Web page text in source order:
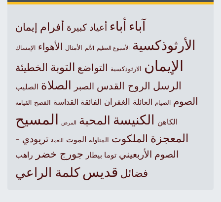
آباءأباء أعياد كبيرة أفرام إيمان
الأرثوذكسية الأسبوع العظيم الألم الأمثال الأهواء الإمساك
الإيمان الارثوذكسية التواضع التوبة الخطيئة
الرسل الروح القدس الصبر الصلاة الصليب
الصوم الصيام العائلة الغفران الفائقة القداسة الفصح القيامة
الكاهن الكنيسةالمحبة المرض المسيح
المعجزة الملكوت المناولة الموت النعمة تريودي -
الصوم الأربعيني توما بيطار جورج خضر راهب
فضائل قديس كلمة الراعي